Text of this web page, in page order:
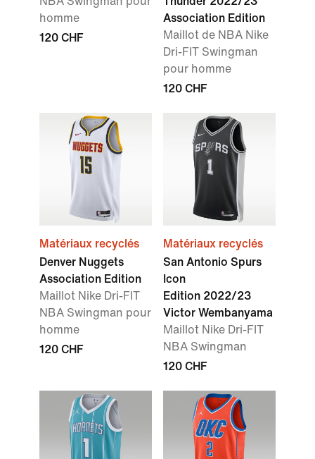
homme
120 CHF
Association Edition
Maillot de NBA Nike
Dri-FIT Swingman
pour homme
120 CHF
Matériaux recyclés
Denver Nuggets
Association Edition
Maillot Nike Dri-FIT
NBA Swingman pour
homme
120 CHF
Matériaux recyclés
San Antonio Spurs
Icon
Edition 2022/23
Victor Wembanyama
Maillot Nike Dri-FIT
NBA Swingman
120 CHF